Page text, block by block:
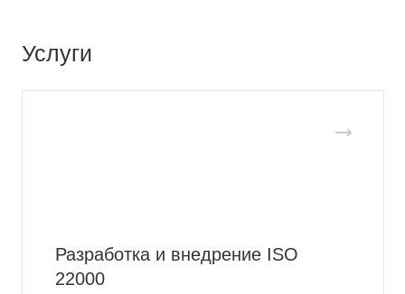
Услуги
Разработка и внедрение ISO
22000